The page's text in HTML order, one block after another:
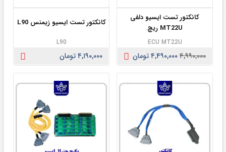
کانکتور تست ایسیو دلفی
MT22U ریچ
ECU MT22U
۴,۹۹۰,۰۰۰۴,۴۹۰,۰۰۰ تومان
کانکتور تست ایسیو زیمنس L90
L90
۴,۱۹۰,۰۰۰ تومان